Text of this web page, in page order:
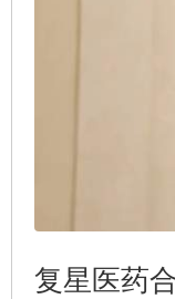
复星医药